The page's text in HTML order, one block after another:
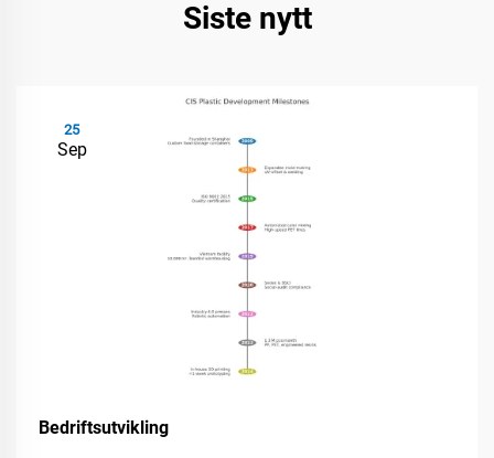
Siste nytt
25
Sep
Bedriftsutvikling